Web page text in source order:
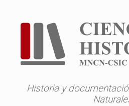
contenido
Historia y